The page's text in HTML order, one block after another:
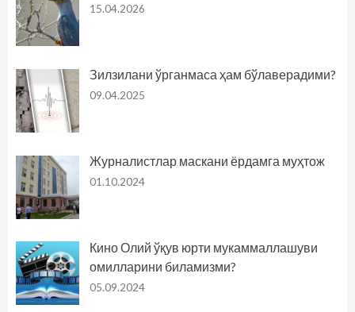
15.04.2026
Зилзилани ўрганмаса ҳам бўлаверадими?
09.04.2025
Журналистлар маскани ёрдамга муҳтож
01.10.2024
Кино Олий ўқув юрти мукаммаллашуви
омилларини биламизми?
05.09.2024